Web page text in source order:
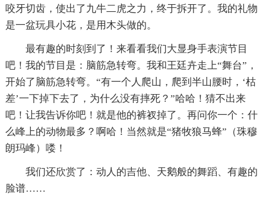
咬牙切齿，使出了九牛二虎之力，终于拆开了。我的礼物
是一盆玩具小花，是用木头做的。
最有趣的时刻到了！来看看我们大显身手表演节目
吧！我的节目是：脑筋急转弯。我和王廷卉走上“舞台”，
开始了脑筋急转弯。“有一个人爬山，爬到半山腰时，‘枯
差’一下掉下去了，为什么没有摔死？”哈哈！猜不出来
吧！让我告诉你吧！就是他的裤衩掉了。再问你一个：什
么峰上的动物最多？啊哈！当然就是“猪牧狼马蜂”（珠穆
朗玛峰）喽！
我们还欣赏了：动人的吉他、天鹅般的舞蹈、有趣的
脸谱……